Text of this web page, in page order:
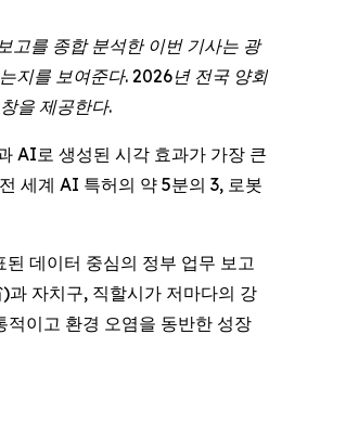
고를 종합 분석한 이번 기사는 광
지를 보여준다. 2026년 전국 양회
창을 제공한다.
AI로 생성된 시각 효과가 가장 큰
세계 AI 특허의 약 5분의 3, 로봇
데이터 중심의 정부 업무 보고
과 자치구, 직할시가 저마다의 강
적이고 환경 오염을 동반한 성장